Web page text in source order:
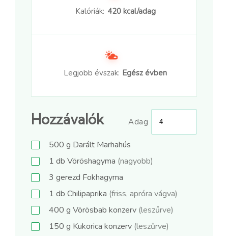
Kalóriák: 420 kcal/adag
Legjobb évszak: Egész évben
Hozzávalók Adag
500 g Darált Marhahús
1 db Vöröshagyma (nagyobb)
3 gerezd Fokhagyma
1 db Chilipaprika (friss, apróra vágva)
400 g Vörösbab konzerv (leszűrve)
150 g Kukorica konzerv (leszűrve)